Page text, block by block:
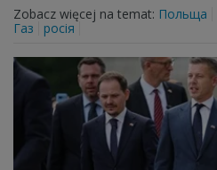
Zobacz więcej na temat: Польща
Газ
росія